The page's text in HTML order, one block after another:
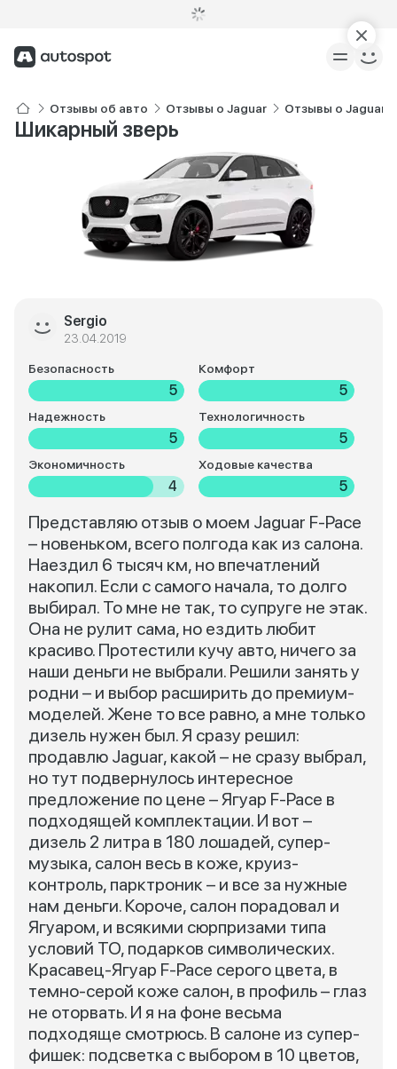
Отзывы об авто Отзывы о Jaguar Отзывы о Jaguar
Шикарный зверь
Sergio
23.04.2019
Безопасность
5
Комфорт
5
Надежность
5
Технологичность
5
Экономичность
4
Ходовые качества
5
Представляю отзыв о моем Jaguar F-Pace
– новеньком, всего полгода как из салона.
Наездил 6 тысяч км, но впечатлений
накопил. Если с самого начала, то долго
выбирал. То мне не так, то супруге не этак.
Она не рулит сама, но ездить любит
красиво. Протестили кучу авто, ничего за
наши деньги не выбрали. Решили занять у
родни – и выбор расширить до премиум-
моделей. Жене то все равно, а мне только
дизель нужен был. Я сразу решил:
продавлю Jaguar, какой – не сразу выбрал,
но тут подвернулось интересное
предложение по цене – Ягуар F-Pace в
подходящей комплектации. И вот –
дизель 2 литра в 180 лошадей, супер-
музыка, салон весь в коже, круиз-
контроль, парктроник – и все за нужные
нам деньги. Короче, салон порадовал и
Ягуаром, и всякими сюрпризами типа
условий ТО, подарков символических.
Красавец-Ягуар F-Pace серого цвета, в
темно-серой коже салон, в профиль – глаз
не оторвать. И я на фоне весьма
подходяще смотрюсь. В салоне из супер-
фишек: подсветка с выбором в 10 цветов,